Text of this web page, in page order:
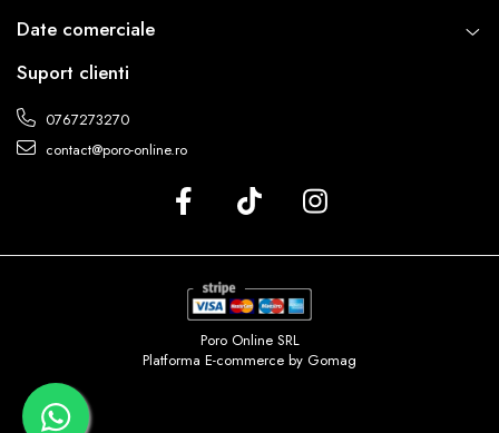
Date comerciale
Suport clienti
0767273270
contact@poro-online.ro
Poro Online SRL
Platforma E-commerce by Gomag